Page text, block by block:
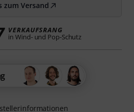
zum Versand
VERKAUFSRANG
in Wind- und Pop-Schutz